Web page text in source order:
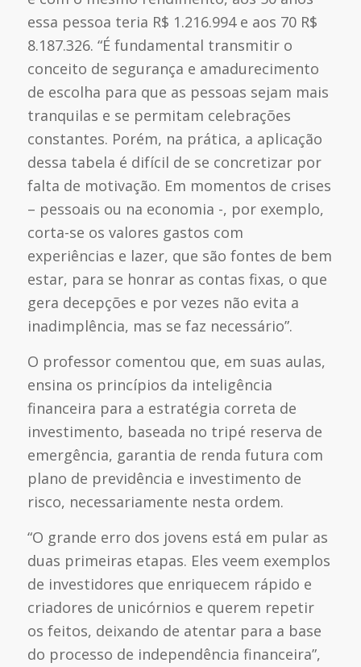
essa pessoa teria R$ 1.216.994 e aos 70 R$
8.187.326. “É fundamental transmitir o
conceito de segurança e amadurecimento
de escolha para que as pessoas sejam mais
tranquilas e se permitam celebrações
constantes. Porém, na prática, a aplicação
dessa tabela é difícil de se concretizar por
falta de motivação. Em momentos de crises
– pessoais ou na economia -, por exemplo,
corta-se os valores gastos com
experiências e lazer, que são fontes de bem
estar, para se honrar as contas fixas, o que
gera decepções e por vezes não evita a
inadimplência, mas se faz necessário”.
O professor comentou que, em suas aulas,
ensina os princípios da inteligência
financeira para a estratégia correta de
investimento, baseada no tripé reserva de
emergência, garantia de renda futura com
plano de previdência e investimento de
risco, necessariamente nesta ordem.
“O grande erro dos jovens está em pular as
duas primeiras etapas. Eles veem exemplos
de investidores que enriquecem rápido e
criadores de unicórnios e querem repetir
os feitos, deixando de atentar para a base
do processo de independência financeira”,